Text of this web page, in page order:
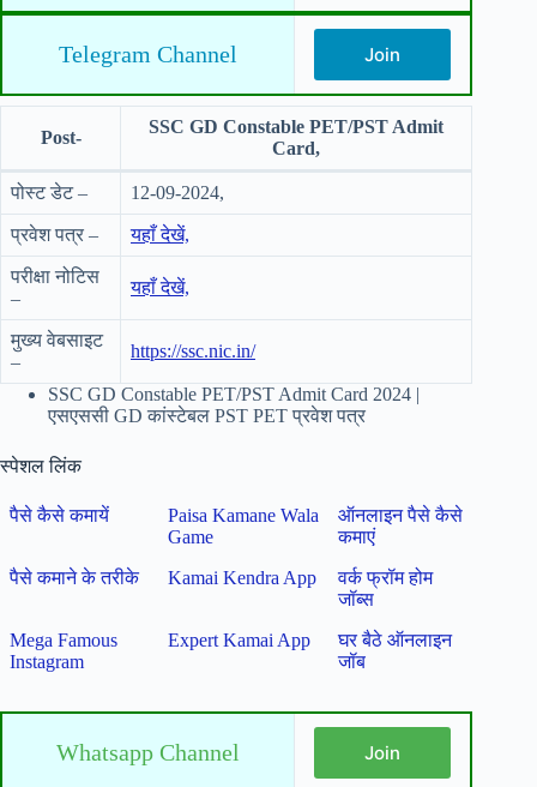
Telegram Channel Join
Post-
SSC GD Constable PET/PST Admit
Card,
पोस्ट डेट – 12-09-2024,
प्रवेश पत्र – यहाँ देखें,
परीक्षा नोटिस
–
यहाँ देखें,
मुख्य वेबसाइट
–
https://ssc.nic.in/
SSC GD Constable PET/PST Admit Card 2024 |
एसएससी GD कांस्टेबल PST PET प्रवेश पत्र
स्पेशल लिंक
पैसे कैसे कमायें
Paisa Kamane Wala
Game
ऑनलाइन पैसे कैसे
कमाएं
पैसे कमाने के तरीके
Kamai Kendra App
वर्क फ्रॉम होम
जॉब्स
Mega Famous
Instagram
Expert Kamai App
घर बैठे ऑनलाइन
जॉब
Whatsapp Channel Join